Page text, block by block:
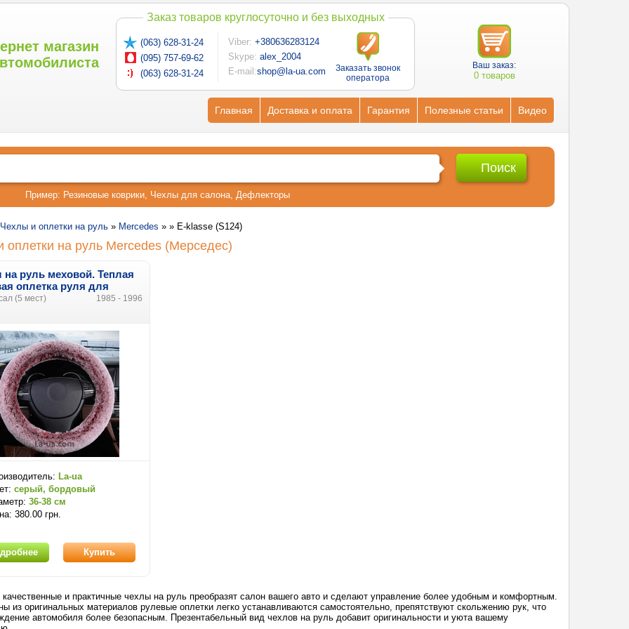
магазин
Заказ товаров круглосуточно и без выходных
(063) 628-31-24
(095) 757-69-62
(063) 628-31-24
Viber: +380636283124
Skype: alex_2004
E-mail:shop@la-ua.com
Заказать звонок
оператора
Ваш заказ:
0 товаров
Главная Доставка и оплата Гарантия Полезные статьи Видео
Пример: Резиновые коврики, Чехлы для салона, Дефлекторы
Чехлы и оплетки на руль » Mercedes » » E-klasse (S124)
оплетки на руль Mercedes (Мерседес)
на руль меховой. Теплая
оплетка руля для
E-klasse (S124)
(5 мест) 1985 - 1996
La-ua
серый, бордовый
36-38 см
380.00 грн.
Купить
и практичные чехлы на руль преобразят салон вашего авто и сделают управление более удобным и комфортным.
из оригинальных материалов рулевые оплетки легко устанавливаются самостоятельно, препятствуют скольжению рук, что
автомобиля более безопасным. Презентабельный вид чехлов на руль добавит оригинальности и уюта вашему